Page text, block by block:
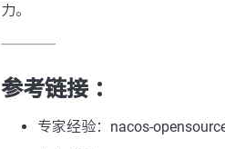
力。
---------------
参考链接 ：
专家经验：nacos-